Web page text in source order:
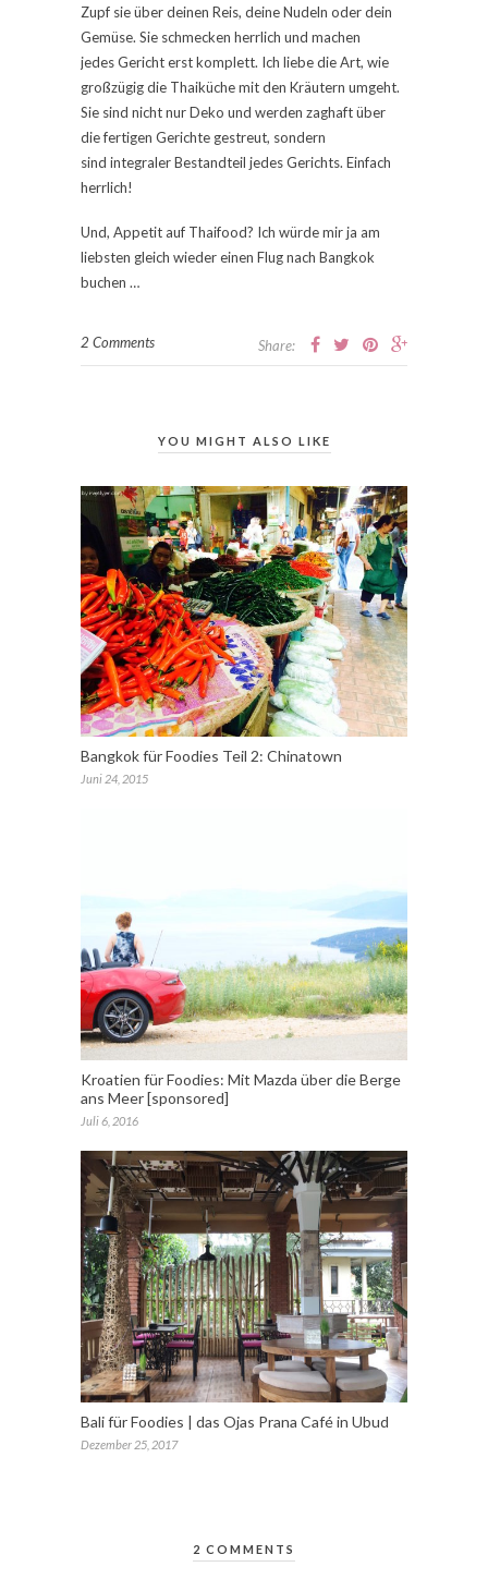
Zupf sie über deinen Reis, deine Nudeln oder dein
Gemüse. Sie schmecken herrlich und machen
jedes Gericht erst komplett. Ich liebe die Art, wie
großzügig die Thaiküche mit den Kräutern umgeht.
Sie sind nicht nur Deko und werden zaghaft über
die fertigen Gerichte gestreut, sondern
sind integraler Bestandteil jedes Gerichts. Einfach
herrlich!
Und, Appetit auf Thaifood? Ich würde mir ja am
liebsten gleich wieder einen Flug nach Bangkok
buchen …
2 Comments Share:
YOU MIGHT ALSO LIKE
Bangkok für Foodies Teil 2: Chinatown
Juni 24, 2015
Kroatien für Foodies: Mit Mazda über die Berge
ans Meer [sponsored]
Juli 6, 2016
Bali für Foodies | das Ojas Prana Café in Ubud
Dezember 25, 2017
2 COMMENTS